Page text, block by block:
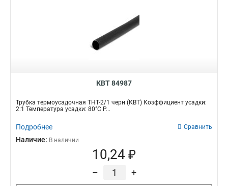
КВТ 84987
Трубка термоусадочная ТНТ-2/1 черн (КВТ) Коэффициент усадки:
2:1 Температура усадки: 80°С Р...
Подробнее Сравнить
Наличие: В наличии
10,24 ₽
– +